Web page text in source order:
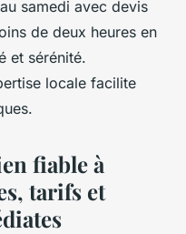
samedi avec devis
de deux heures en
et sérénité.
locale facilite
fiable à
tarifs et